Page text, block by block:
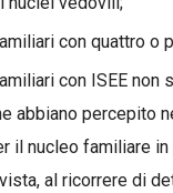
con quattro o
con ISEE non
abbiano percepito
il nucleo familiare
al ricorrere di